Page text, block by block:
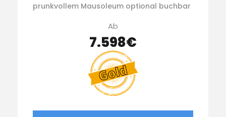
prunkvollem Mausoleum optional buchbar
Ab
7.598€